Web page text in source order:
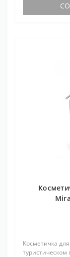
Косметичка